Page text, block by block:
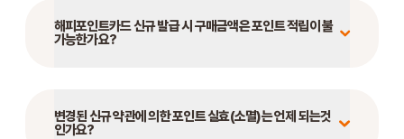
해피포인트카드 신규 발급 시 구매금액은 포인트 적립이 불
가능한가요?
변경된 신규 약관에 의한 포인트 실효(소멸)는 언제 되는것
인가요?